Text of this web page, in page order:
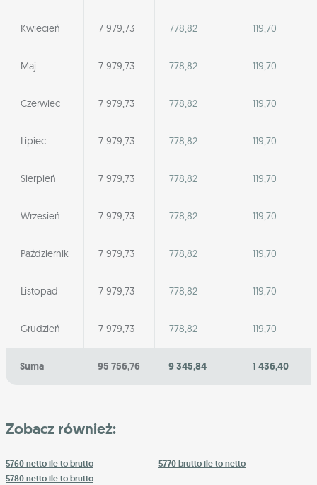
Kwiecień 7 979,73 778,82 119,70
Maj 7 979,73 778,82 119,70
Czerwiec 7 979,73 778,82 119,70
Lipiec 7 979,73 778,82 119,70
Sierpień 7 979,73 778,82 119,70
Wrzesień 7 979,73 778,82 119,70
Październik 7 979,73 778,82 119,70
Listopad 7 979,73 778,82 119,70
Grudzień 7 979,73 778,82 119,70
Suma 95 756,76 9 345,84 1 436,40
Zobacz również:
5760 netto ile to brutto
5770 brutto ile to netto
5780 netto ile to brutto